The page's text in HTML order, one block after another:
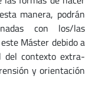
manera, podrán
con los/las
Máster debido a
del contexto extra-
y orientación